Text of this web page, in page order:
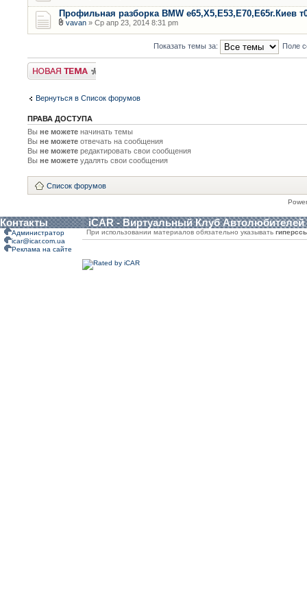
Профильная разборка BMW е65,Х5,Е53,Е70,Е65г.Киев
vavan » Ср апр 23, 2014 8:31 pm
Показать темы за: Поле
Новая тема
Вернуться в Список форумов
ПРАВА ДОСТУПА
Вы не можете начинать темы
Вы не можете отвечать на сообщения
Вы не можете редактировать свои сообщения
Вы не можете удалять свои сообщения
Список форумов
Контакты iCAR - Виртуальный Клуб Автолюбителей
Администратор
icar@icar.com.ua
Реклама на сайте
При использовании материалов обязательно указывать